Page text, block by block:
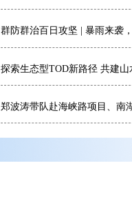
群防群治百日攻坚 | 暴雨来袭